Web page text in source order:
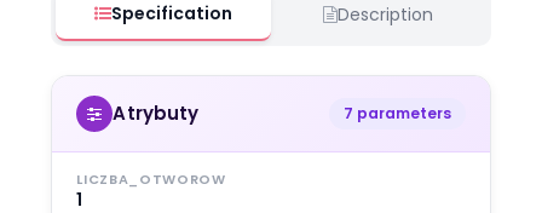
Specification Description
Atrybuty 7 parameters
LICZBA_OTWOROW
1